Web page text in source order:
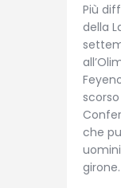
Più
della
che
girone.